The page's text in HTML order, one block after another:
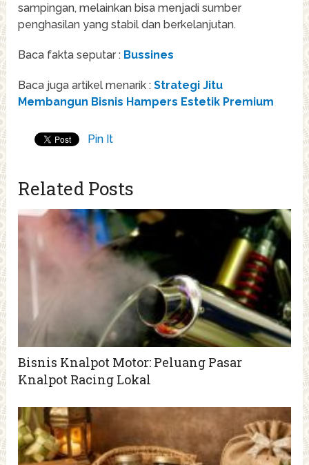
sampingan, melainkan bisa menjadi sumber
penghasilan yang stabil dan berkelanjutan.
Baca fakta seputar : Bussines
Baca juga artikel menarik :Strategi Jitu
Membangun Bisnis Hampers Estetik Premium
Pin It
Related Posts
Bisnis Knalpot Motor: Peluang Pasar
Knalpot Racing Lokal